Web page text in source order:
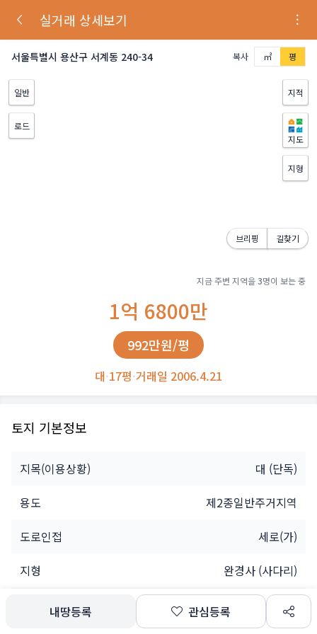
실거래 상세보기
서울특별시 용산구 서계동 240-34 복사 ㎡ 평
일반
로드
지적
지도
지형
브리핑 길찾기
지금 주변 지역을3명이 보는 중
1억 6800만
992만원/평
대·17평·거래일 2006.4.21
토지 기본정보
지목(이용상황) 대 (단독)
용도
제2종일반주거지역
도로인접
세로(가)
지형
완경사 (사다리)
소유자
개인
내땅등록 관심등록